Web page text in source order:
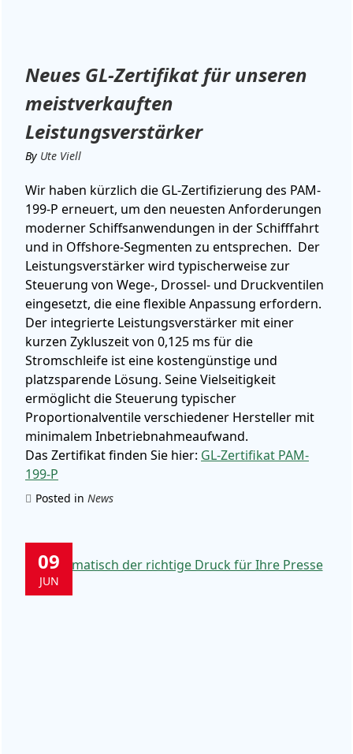
Neues GL-Zertifikat für unseren
meistverkauften
Leistungsverstärker
By Ute Viell
Wir haben kürzlich die GL-Zertifizierung des PAM-
199-P erneuert, um den neuesten Anforderungen
moderner Schiffsanwendungen in der Schifffahrt
und in Offshore-Segmenten zu entsprechen. Der
Leistungsverstärker wird typischerweise zur
Steuerung von Wege-, Drossel- und Druckventilen
eingesetzt, die eine flexible Anpassung erfordern.
Der integrierte Leistungsverstärker mit einer
kurzen Zykluszeit von 0,125 ms für die
Stromschleife ist eine kostengünstige und
platzsparende Lösung. Seine Vielseitigkeit
ermöglicht die Steuerung typischer
Proportionalventile verschiedener Hersteller mit
minimalem Inbetriebnahmeaufwand.
Das Zertifikat finden Sie hier: GL-Zertifikat PAM-
199-P
Posted in News
09
JUN